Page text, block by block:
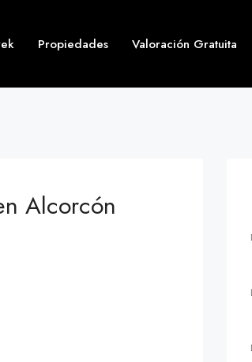
Propiedades Valoración Gratuita
Alcorcón